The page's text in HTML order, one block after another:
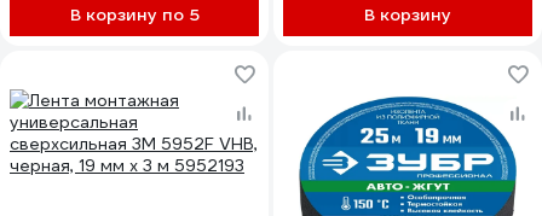
В корзину по 5 В корзину